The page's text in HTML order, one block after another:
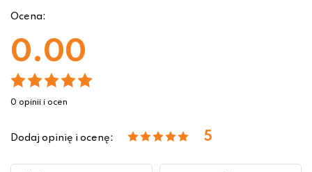
Ocena:
0.00
0 opinii i ocen
Dodaj opinię i ocenę: 5